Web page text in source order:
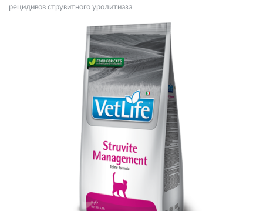
рецидивов струвитного уролитиаза